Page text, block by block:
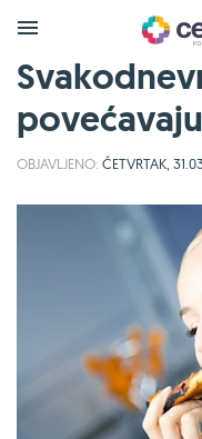
OBJAVLJENO: ČETVRTAK,